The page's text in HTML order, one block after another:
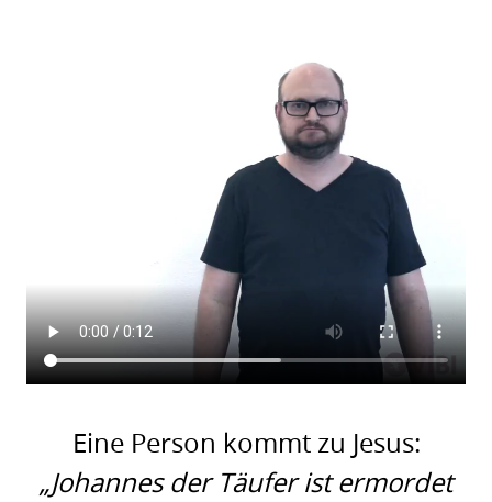
Eine Person kommt zu Jesus:
„Johannes der Täufer ist ermordet